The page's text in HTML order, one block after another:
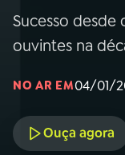
03
05 PODCASTS
Sucesso
ouvintes na
NO AR EM04/01/
Ouça agora